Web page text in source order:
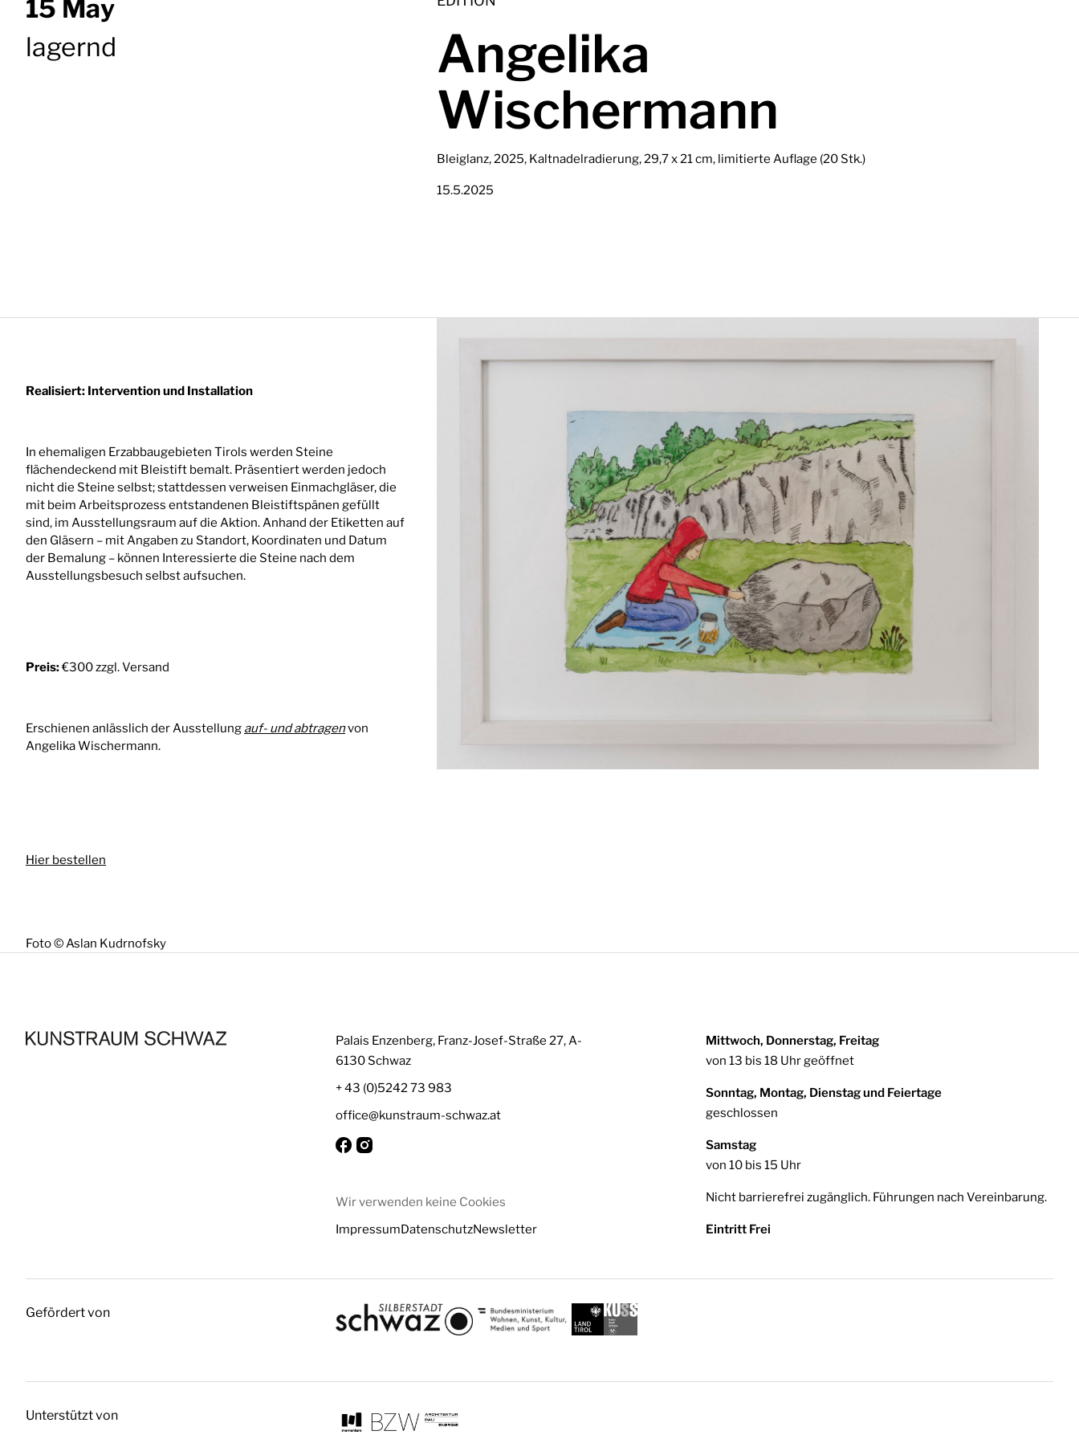
15 May
lagernd
Angelika
Wischermann
Bleiglanz, 2025, Kaltnadelradierung, 29,7 x 21 cm, limitierte Auflage (20 Stk.)
15.5.2025
Realisiert: Intervention und Installation
In ehemaligen Erzabbaugebieten Tirols werden Steine
flächendeckend mit Bleistift bemalt. Präsentiert werden jedoch
nicht die Steine selbst; stattdessen verweisen Einmachgläser, die
mit beim Arbeitsprozess entstandenen Bleistiftspänen gefüllt
sind, im Ausstellungsraum auf die Aktion. Anhand der Etiketten auf
den Gläsern – mit Angaben zu Standort, Koordinaten und Datum
der Bemalung – können Interessierte die Steine nach dem
Ausstellungsbesuch selbst aufsuchen.
Preis:€300 zzgl. Versand
Erschienen anlässlich der Ausstellung auf- und abtragenvon
Angelika Wischermann.
Hier bestellen
Foto © Aslan Kudrnofsky
Palais Enzenberg, Franz-Josef-Straße 27, A-
6130 Schwaz
+ 43 (0)5242 73 983
office@kunstraum-schwaz.at
Wir verwenden keine Cookies
ImpressumDatenschutzNewsletter
Mittwoch, Donnerstag, Freitag
von 13 bis 18 Uhr geöffnet
Sonntag, Montag, Dienstag und Feiertage
geschlossen
Samstag
von 10 bis 15 Uhr
Nicht barrierefrei zugänglich. Führungen nach Vereinbarung.
Eintritt Frei
Gefördert von
Unterstützt von